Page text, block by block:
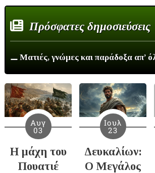
Πρόσφατες δημοσιεύσεις
⚊ Ματιές, γνώμες και παράδοξα απ’
Αυγ
03
Η μάχη του
Πουατιέ
Ιουλ
23
Δευκαλίων:
Ο Μεγάλος